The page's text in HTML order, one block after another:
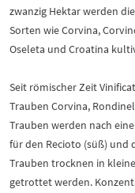
zwanzig Hektar werden
Sorten wie Corvina,
Oseleta und Croatina
Seit römischer Zeit
Trauben Corvina,
Trauben werden nach
für den Recioto (süß) und
Trauben trocknen in
getrottet werden.